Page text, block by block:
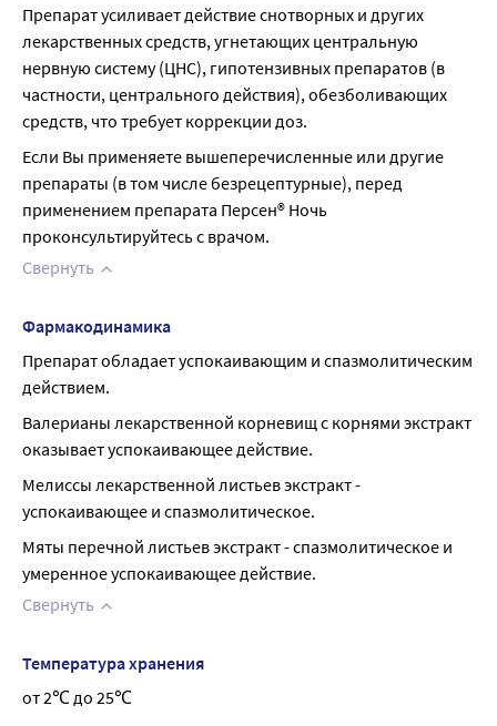
Препарат усиливает действие снотворных и других
лекарственных средств, угнетающих центральную
нервную систему (ЦНС), гипотензивных препаратов (в
частности, центрального действия), обезболивающих
средств, что требует коррекции доз.
Если Вы применяете вышеперечисленные или другие
препараты (в том числе безрецептурные), перед
применением препарата Персен® Ночь
проконсультируйтесь с врачом.
Свернуть
Фармакодинамика
Препарат обладает успокаивающим и спазмолитическим
действием.
Валерианы лекарственной корневищ с корнями экстракт
оказывает успокаивающее действие.
Мелиссы лекарственной листьев экстракт -
успокаивающее и спазмолитическое.
Мяты перечной листьев экстракт - спазмолитическое и
умеренное успокаивающее действие.
Свернуть
Температура хранения
от 2℃ до 25℃